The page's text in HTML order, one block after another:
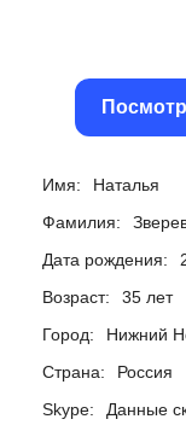
Имя:
Наталья
Фамилия:
Дата рождения:
Возраст:
35 лет
Город:
Нижний
Страна:
Россия
Skype:
Данные